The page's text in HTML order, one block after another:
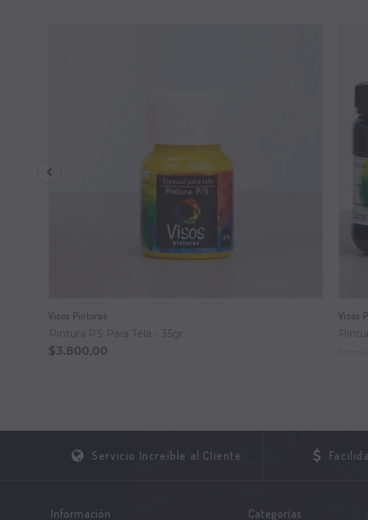
Visos Pinturas
Pintura PS Para Tela - 35gr
$3.800,00
Visos
Servicio Increíble al Cliente
Información Categorías